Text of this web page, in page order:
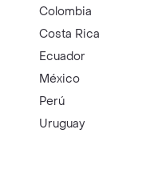
Colombia
Costa Rica
Ecuador
México
Perú
Uruguay